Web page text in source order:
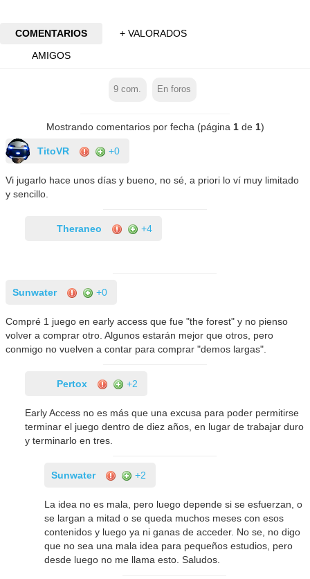
COMENTARIOS
+ VALORADOS
AMIGOS
9 com. En foros
Mostrando comentarios por fecha (página 1de 1)
TitoVR +0
Vi jugarlo hace unos días y bueno, no sé, a priori lo ví muy limitado
y sencillo.
Theraneo +4
Sunwater +0
Compré 1 juego en early access que fue "the forest" y no pienso
volver a comprar otro. Algunos estarán mejor que otros, pero
conmigo no vuelven a contar para comprar "demos largas".
Pertox +2
Early Access no es más que una excusa para poder permitirse
terminar el juego dentro de diez años, en lugar de trabajar duro
y terminarlo en tres.
Sunwater +2
La idea no es mala, pero luego depende si se esfuerzan, o
se largan a mitad o se queda muchos meses con esos
contenidos y luego ya ni ganas de acceder. No se, no digo
que no sea una mala idea para pequeños estudios, pero
desde luego no me llama esto. Saludos.